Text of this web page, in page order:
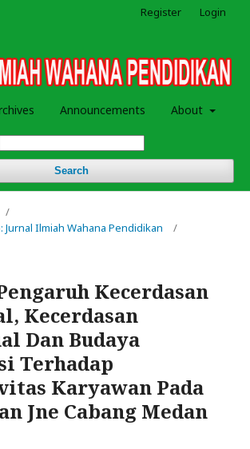
Announcements About
Search
Register Login
/
Jurnal Ilmiah Wahana Pendidikan
/
Kecerdasan
Kecerdasan
Dan Budaya
Terhadap
Karyawan Pada
Jne Cabang Medan